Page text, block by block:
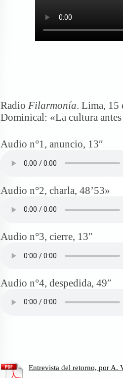
Radio Filarmonía. Lima, 15
Dominical: «La cultura
Audio n°1, anuncio, 13″
Audio n°2, charla, 48’53»
Audio n°3, cierre, 13″
Audio n°4, despedida, 49″
Entrevista del retorno, por A.